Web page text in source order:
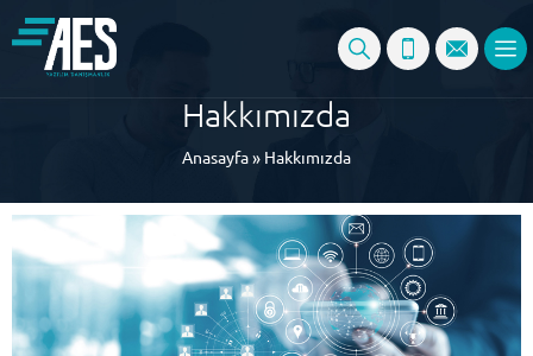
Hakkımızda
Anasayfa» Hakkımızda